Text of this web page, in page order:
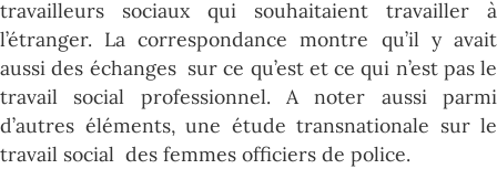
travailleurs sociaux qui souhaitaient travailler à
l’étranger. La correspondance montre qu’il y avait
aussi des échanges sur ce qu’est et ce qui n’est pas le
travail social professionnel. A noter aussi parmi
d’autres éléments, une étude transnationale sur le
travail social des femmes officiers de police.